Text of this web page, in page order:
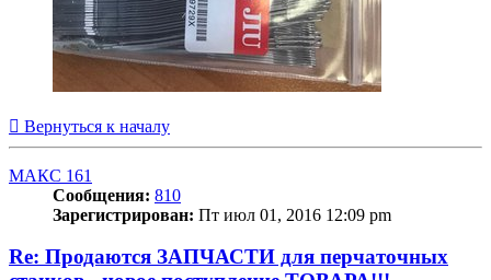
Вернуться к началу
МАКС 161
Сообщения: 810
Зарегистрирован: Пт июл 01, 2016 12:09 pm
Re: Продаются ЗАПЧАСТИ для перчаточных